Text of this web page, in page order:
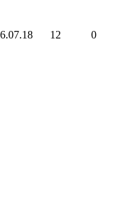
12 0